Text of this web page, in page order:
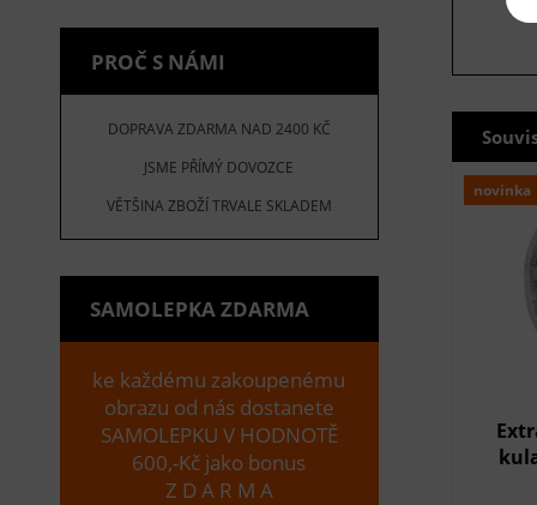
PROČ S NÁMI
DOPRAVA ZDARMA NAD 2400 KČ
JSME PŘÍMÝ DOVOZCE
VĚTŠINA ZBOŽÍ TRVALE SKLADEM
SAMOLEPKA ZDARMA
ke každému zakoupenému
obrazu od nás dostanete
SAMOLEPKU V HODNOTĚ
600,-Kč jako bonus
Z D A R M A
novinka